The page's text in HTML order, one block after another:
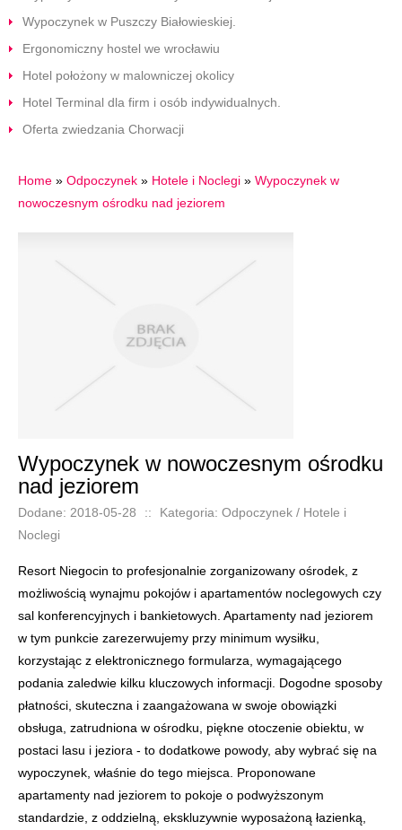
Wypoczynek w Puszczy Białowieskiej.
Ergonomiczny hostel we wrocławiu
Hotel położony w malowniczej okolicy
Hotel Terminal dla firm i osób indywidualnych.
Oferta zwiedzania Chorwacji
Home » Odpoczynek » Hotele i Noclegi » Wypoczynek w
nowoczesnym ośrodku nad jeziorem
Wypoczynek w nowoczesnym ośrodku
nad jeziorem
Dodane: 2018-05-28 ::
Kategoria: Odpoczynek / Hotele i
Noclegi
Resort Niegocin to profesjonalnie zorganizowany ośrodek, z
możliwością wynajmu pokojów i apartamentów noclegowych czy
sal konferencyjnych i bankietowych. Apartamenty nad jeziorem
w tym punkcie zarezerwujemy przy minimum wysiłku,
korzystając z elektronicznego formularza, wymagającego
podania zaledwie kilku kluczowych informacji. Dogodne sposoby
płatności, skuteczna i zaangażowana w swoje obowiązki
obsługa, zatrudniona w ośrodku, piękne otoczenie obiektu, w
postaci lasu i jeziora - to dodatkowe powody, aby wybrać się na
wypoczynek, właśnie do tego miejsca. Proponowane
apartamenty nad jeziorem to pokoje o podwyższonym
standardzie, z oddzielną, ekskluzywnie wyposażoną łazienką,